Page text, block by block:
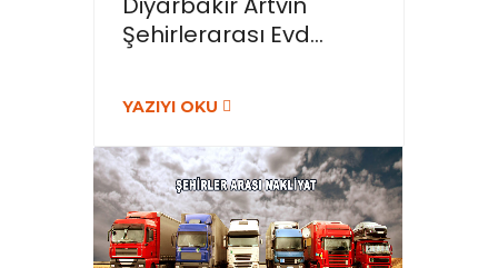
Şehirlerarası Evd...
YAZIYI OKU